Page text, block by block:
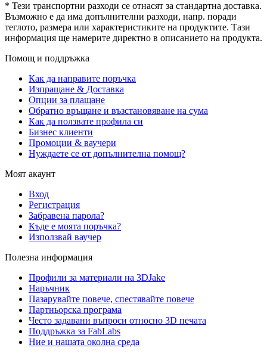
* Тези транспортни разходи се отнасят за стандартна доставка.
Възможно е да има допълнителни разходи, напр. поради
теглото, размера или характеристиките на продуктите. Тази
информация ще намерите директно в описанието на продукта.
Помощ и поддръжка
Как да направите поръчка
Изпращане & Доставка
Опции за плащане
Обратно връщане и възстановяване на сума
Как да ползвате профила си
Бизнес клиенти
Промоции & ваучери
Нуждаете се от допълнителна помощ?
Моят акаунт
Вход
Регистрация
Забравена парола?
Къде е моята поръчка?
Използвай ваучер
Полезна информация
Профили за материали на 3DJake
Наръчник
Пазарувайте повече, спестявайте повече
Партньорска програма
Често задавани въпроси относно 3D печата
Поддръжка за FabLabs
Ние и нашата околна среда